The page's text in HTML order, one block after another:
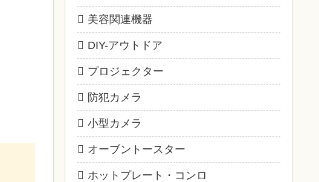
美容関連機器
DIY-アウトドア
プロジェクター
防犯カメラ
小型カメラ
オーブントースター
ホットプレート・コンロ